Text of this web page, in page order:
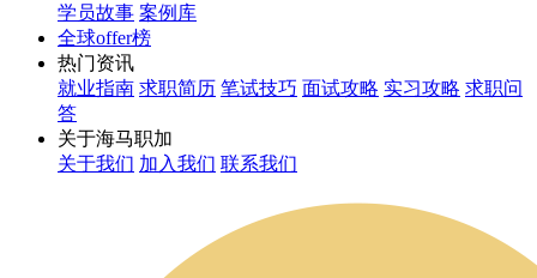
学员故事 案例库
全球offer榜
热门资讯
就业指南 求职简历 笔试技巧 面试攻略 实习攻略 求职问
答
关于海马职加
关于我们 加入我们 联系我们